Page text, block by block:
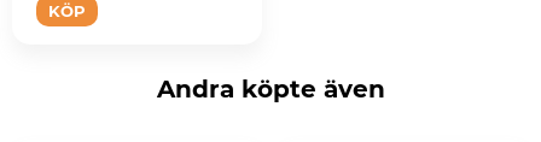
KÖP
Andra köpte även